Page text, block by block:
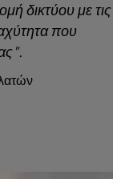
δικτύου με τις
που